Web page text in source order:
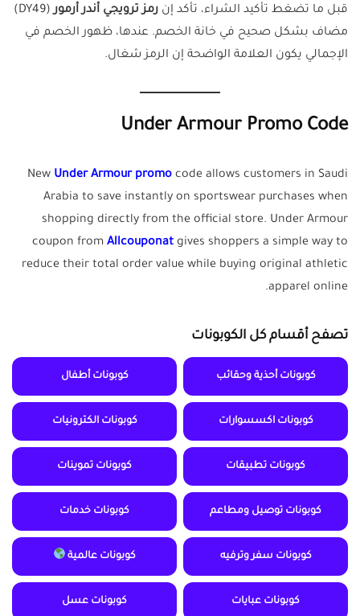
قبل ما تضغط تأكيد الشراء، تأكد إن رمز ترويجي أندر أرمور
(DY49)
مضاف بشكل صحيح في خانة الخصم. عندها، ظهور الخصم في
الإجمالي يكون العلامة الواضحة إن الرمز شغال.
Under Armour Promo Code
New Under Armour promo code allows customers in Saudi
Arabia to save instantly on sportswear purchases when
shopping directly from the official store. Under Armour
coupon from Allcouponat gives shoppers a simple way to
reduce their total order value while buying original athletic
apparel online.
تصفح أقسام كل الكوبونات
كوبونات أحذية وحقائب كوبونات أطفال
كوبونات اكسسوارات كوبونات الكترونيات
كوبونات تطبيقات كوبونات تموينات
كوبونات توصيل ومطاعم كوبونات خدمات
كوبونات سفر وترفيه كوبونات عالمية
كوبونات عبايات كوبونات عسل